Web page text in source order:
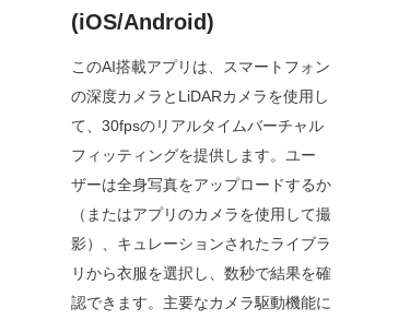
(iOS/Android)
このAI搭載アプリは、スマートフォン
の深度カメラとLiDARカメラを使用し
て、30fpsのリアルタイムバーチャル
フィッティングを提供します。ユー
ザーは全身写真をアップロードするか
（またはアプリのカメラを使用して撮
影）、キュレーションされたライブラ
リから衣服を選択し、数秒で結果を確
認できます。主要なカメラ駆動機能に